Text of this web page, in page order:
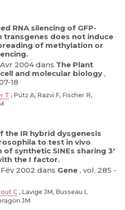
RNA silencing of GFP-
transgenes does not induce
of methylation or
2004 dans The Plant
and molecular biology ,
18
T , Pütz A, Razvi F, Fischer R,
the IR hybrid dysgenesis
to test in vivo
synthetic SINEs sharing 3′
the I factor.
2002 dans Gene , vol. 285 -
C , Lavige JM, Busseau I,
JM